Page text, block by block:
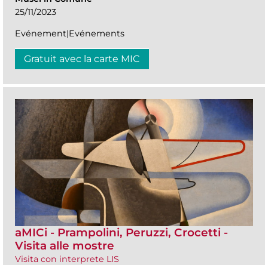
25/11/2023
Evénement|Evénements
Gratuit avec la carte MIC
aMICi - Prampolini, Peruzzi, Crocetti -
Visita alle mostre
Visita con interprete LIS